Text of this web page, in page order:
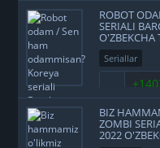
ROBOT
SERIALI
O'ZBEKCHA
Seriallar
BIZ
ZOMBI
2022